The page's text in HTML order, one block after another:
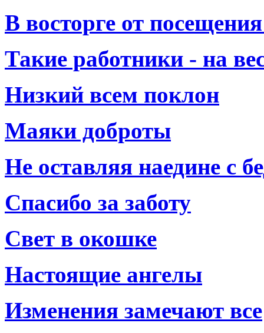
В восторге от
Такие работники - на
Низкий всем поклон
Маяки доброты
Не оставляя наедине с
Спасибо за заботу
Свет в окошке
Настоящие ангелы
Изменения замечают все